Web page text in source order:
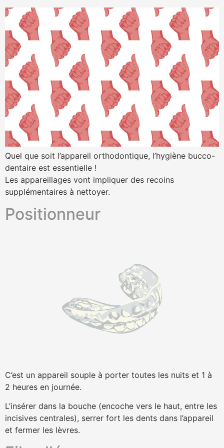
Quel que soit l’appareil orthodontique, l’hygiène bucco-
dentaire est essentielle !
Les appareillages vont impliquer des recoins
supplémentaires à nettoyer.
Positionneur
C’est un appareil souple à porter toutes les nuits et 1 à
2 heures en journée.
L’insérer dans la bouche (encoche vers le haut, entre les
incisives centrales), serrer fort les dents dans l’appareil
et fermer les lèvres.